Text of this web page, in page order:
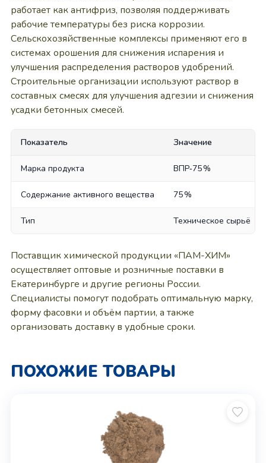
работает как антифриз, позволяя поддерживать
рабочие температуры без риска коррозии.
Сельскохозяйственные комплексы применяют его в
системах орошения для снижения испарения и
улучшения распределения растворов удобрений.
Строительные организации используют раствор в
составных смесях для улучшения адгезии и снижения
усадки бетонных смесей.
Показатель Значение
Марка продукта ВПР‑75 %
Содержание активного вещества 75 %
Тип Техническое сырьё
Поставщик химической продукции «ПАМ-ХИМ»
осуществляет оптовые и розничные поставки в
Екатеринбурге и другие регионы России.
Специалисты помогут подобрать оптимальную марку,
форму фасовки и объём партии, а также
организовать доставку в удобные сроки.
ПОХОЖИЕ ТОВАРЫ